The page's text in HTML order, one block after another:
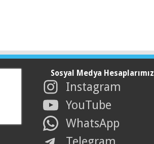
Sosyal Medya Hesaplarımız
Instagram
YouTube
WhatsApp